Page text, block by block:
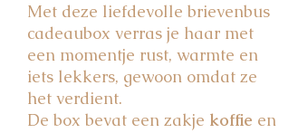
Met deze liefdevolle brievenbus
cadeaubox verras je haar met
een momentje rust, warmte en
iets lekkers, gewoon omdat ze
het verdient.
De box bevat een zakje koffie en